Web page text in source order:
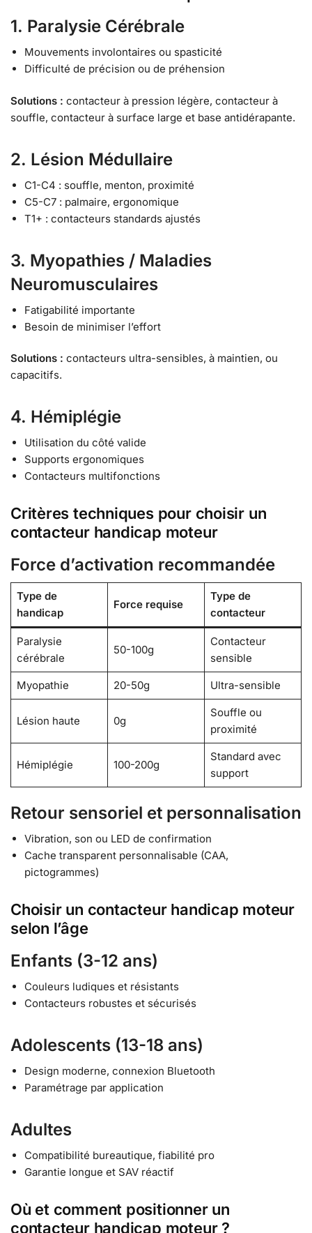
1. Paralysie Cérébrale
Mouvements involontaires ou spasticité
Difficulté de précision ou de préhension
Solutions : contacteur à pression légère, contacteur à
souffle, contacteur à surface large et base antidérapante.
2. Lésion Médullaire
C1-C4 : souffle, menton, proximité
C5-C7 : palmaire, ergonomique
T1+ : contacteurs standards ajustés
3. Myopathies / Maladies
Neuromusculaires
Fatigabilité importante
Besoin de minimiser l’effort
Solutions : contacteurs ultra-sensibles, à maintien, ou
capacitifs.
4. Hémiplégie
Utilisation du côté valide
Supports ergonomiques
Contacteurs multifonctions
Critères techniques pour choisir un
contacteur handicap moteur
Force d’activation recommandée
Type de
handicap
Force requise
Type de
contacteur
Paralysie
cérébrale
50-100g
Contacteur
sensible
Myopathie 20-50g Ultra-sensible
Lésion haute 0g
Souffle ou
proximité
Hémiplégie 100-200g
Standard avec
support
Retour sensoriel et personnalisation
Vibration, son ou LED de confirmation
Cache transparent personnalisable (CAA,
pictogrammes)
Choisir un contacteur handicap moteur
selon l’âge
Enfants (3-12 ans)
Couleurs ludiques et résistants
Contacteurs robustes et sécurisés
Adolescents (13-18 ans)
Design moderne, connexion Bluetooth
Paramétrage par application
Adultes
Compatibilité bureautique, fiabilité pro
Garantie longue et SAV réactif
Où et comment positionner un
contacteur handicap moteur ?